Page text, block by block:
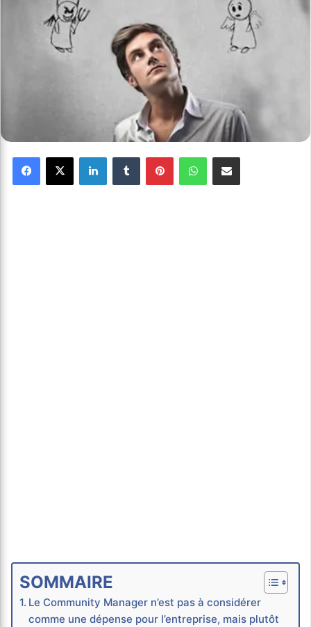
SOMMAIRE
Le Community Manager n’est pas à considérer
comme une dépense pour l’entreprise, mais plutôt